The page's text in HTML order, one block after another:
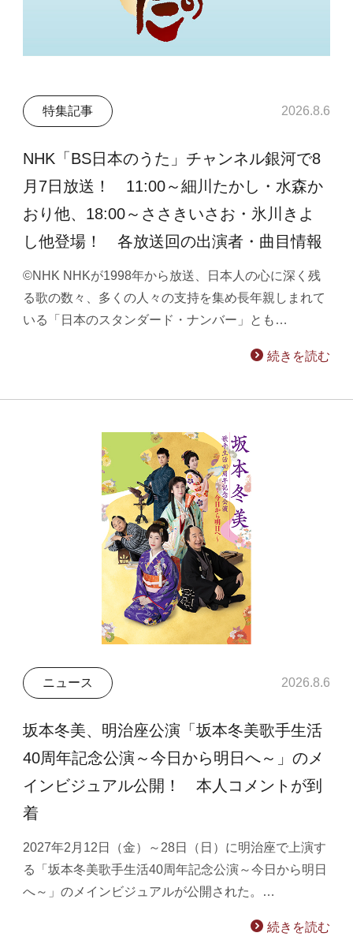
特集記事 2026.8.6
NHK「BS日本のうた」チャンネル銀河で8
月7日放送！ 11:00～細川たかし・水森か
おり他、18:00～ささきいさお・氷川きよ
し他登場！ 各放送回の出演者・曲目情報
©NHK NHKが1998年から放送、日本人の心に深く残
る歌の数々、多くの人々の支持を集め長年親しまれて
いる「日本のスタンダード・ナンバー」とも…
続きを読む
ニュース 2026.8.6
坂本冬美、明治座公演「坂本冬美歌手生活
40周年記念公演～今日から明日へ～」のメ
インビジュアル公開！ 本人コメントが到
着
2027年2月12日（金）～28日（日）に明治座で上演す
る「坂本冬美歌手生活40周年記念公演～今日から明日
へ～」のメインビジュアルが公開された。…
続きを読む